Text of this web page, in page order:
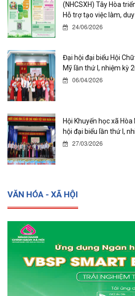
(NHCSXH) Tây Hòa
Hỗ trợ tạo việc làm,
24/06/2026
Đại hội đại biểu Hội
Mỹ lần thứ I, nhiệm kỳ
06/04/2026
Hội Khuyến học xã
hội đại biểu lần thứ I,
27/03/2026
VĂN HÓA - XÃ HỘI